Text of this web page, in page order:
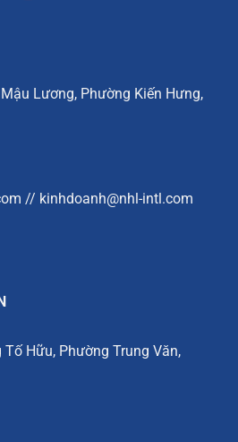
Lương, Phường Kiến Hưng,
// kinhdoanh@nhl-intl.com
Hữu, Phường Trung Văn,